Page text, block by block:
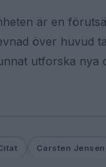
är en
över huvud
utforska
Carsten Jensen